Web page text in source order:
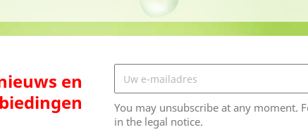
en
You may unsubscribe at any moment.
in the legal notice.